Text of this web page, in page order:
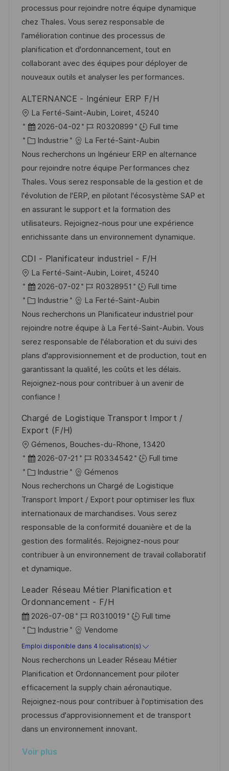
a
l
i
s
a
t
o
n
e
d
’
a
f
f
c
h
a
g
e
f
é
r
e
n
c
d
u
p
o
s
t
e
t
é
g
o
r
i
processus pour rejoindre notre équipe dynamique
chez Thales. Vous serez responsable de
l'amélioration continue des processus de
planification et d'ordonnancement, tout en
collaborant avec des équipes pour déployer de
nouveaux outils et analyser les performances.
ALTERNANCE - Ingénieur ERP F/H
o
c
a
l
i
s
a
t
i
n
La Ferté-Saint-Aubin, Loiret, 45240
D
a
t
e
d
’
a
f
f
c
h
a
g
e
2026-04-02
R
é
f
é
r
e
n
c
e
u
p
o
s
t
e
R0320899
Full time
C
a
t
é
g
o
r
i
Industrie
La Ferté-Saint-Aubin
Nous recherchons un Ingénieur ERP en alternance
pour rejoindre notre équipe Performances chez
Thales. Vous serez responsable de la gestion et de
l'évolution de l'ERP, en pilotant l'écosystème SAP et
en assurant le support et la formation des
utilisateurs. Rejoignez-nous pour une expérience
enrichissante dans un environnement dynamique.
CDI - Planificateur industriel - F/H
o
c
a
l
i
s
a
t
i
n
La Ferté-Saint-Aubin, Loiret, 45240
D
a
t
e
d
’
a
f
f
c
g
2026-07-02
R
é
f
é
r
e
n
c
u
s
R0328951
Full time
C
a
t
é
g
o
r
i
Industrie
La Ferté-Saint-Aubin
Nous recherchons un Planificateur industriel pour
rejoindre notre équipe à La Ferté-Saint-Aubin. Vous
serez responsable de l'élaboration et du suivi des
plans d'approvisionnement et de production, tout en
garantissant la qualité, les coûts et les délais.
Rejoignez-nous pour contribuer à un avenir de
confiance !
Chargé de Logistique Transport Import /
Export (F/H)
o
c
a
l
i
s
a
t
i
n
Gémenos, Bouches-du-Rhone, 13420
D
a
t
e
d
’
a
f
f
c
a
e
2026-07-21
R
é
f
é
r
e
n
c
u
t
e
R0334542
Full time
C
a
t
é
g
o
r
i
Industrie
Gémenos
Nous recherchons un Chargé de Logistique
Transport Import / Export pour optimiser les flux
internationaux de marchandises. Vous serez
responsable de la conformité douanière et de la
gestion des formalités. Rejoignez-nous pour
contribuer à un environnement de travail collaboratif
et dynamique.
Leader Réseau Métier Planification et
Ordonnancement - F/H
D
a
t
e
d
’
a
f
f
c
2026-07-08
R
é
f
é
r
e
n
c
e
R0310019
Full time
C
a
t
é
g
o
r
i
Industrie Vendome
Emploi disponible dans 4 localisation(s)
Nous recherchons un Leader Réseau Métier
Planification et Ordonnancement pour piloter
efficacement la supply chain aéronautique.
Rejoignez-nous pour contribuer à l'optimisation des
processus d'approvisionnement et de transport
dans un environnement innovant.
Voir plus